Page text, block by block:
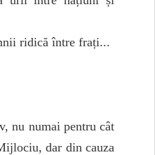
ridică între frați...
nu numai pentru cât
dar din cauza